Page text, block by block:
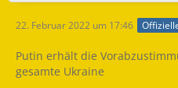
22. Februar 2022 um 17:46
Putin erhält die
gesamte Ukraine